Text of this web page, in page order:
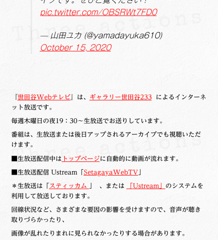
pic.twitter.com/OBSRWt7FD0
— 山田ユカ (@yamadayuka610)
October 15, 2020
『世田谷Webテレビ』は、 ギャラリー世田谷233によるインターネ
ット放送です。
毎週木曜日の夜19：30～生放送でお送りしています。
番組は、生放送または後日アップされるアーカイブでも視聴いただ
けます。
■生放送配信中は トップページに自動的に動画が流れます。
■生放送配信 Ustream「SetagayaWebTV」
＊生放送は「スティッカム 」 、または 「Ustream」 のシステムを
利用して放送しております。
回線状況など、さまざまな要因の影響を受けますので、音声が聴き
取りづらかったり、
画像が乱れたりまれに見られなかったりする場合があります。